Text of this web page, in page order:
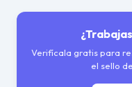
Verifícala gratis para
el sello